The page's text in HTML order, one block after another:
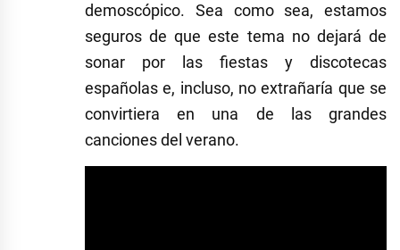
demoscópico. Sea como sea, estamos
seguros de que este tema no dejará de
sonar por las fiestas y discotecas
españolas e, incluso, no extrañaría que se
convirtiera en una de las grandes
canciones del verano.